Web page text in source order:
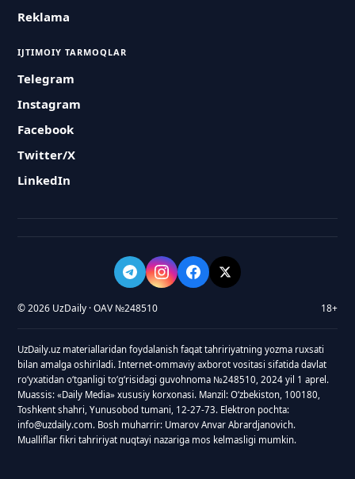
Reklama
IJTIMOIY TARMOQLAR
Telegram
Instagram
Facebook
Twitter/X
LinkedIn
© 2026 UzDaily · OAV №248510 18+
UzDaily.uz materiallaridan foydalanish faqat tahririyatning yozma ruxsati
bilan amalga oshiriladi. Internet-ommaviy axborot vositasi sifatida davlat
roʻyxatidan oʻtganligi toʻgʻrisidagi guvohnoma №248510, 2024 yil 1 aprel.
Muassis: «Daily Media» xususiy korxonasi. Manzil: Oʻzbekiston, 100180,
Toshkent shahri, Yunusobod tumani, 12-27-73. Elektron pochta:
info@uzdaily.com. Bosh muharrir: Umarov Anvar Abrardjanovich.
Mualliflar fikri tahririyat nuqtayi nazariga mos kelmasligi mumkin.